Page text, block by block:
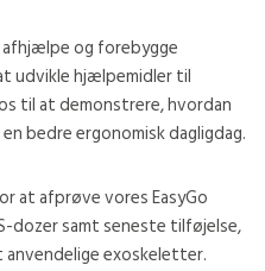
og forebygge
udvikle hjælpemidler til
til at demonstrere, hvordan
bedre ergonomisk dagligdag.
at afprøve vores EasyGo
dozer samt seneste tilføjelse,
anvendelige exoskeletter.